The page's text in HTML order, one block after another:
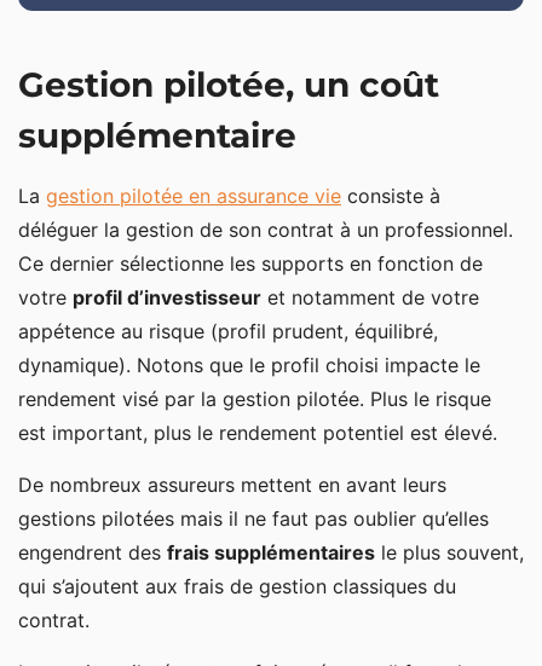
Gestion pilotée, un coût
supplémentaire
La gestion pilotée en assurance vie consiste à
déléguer la gestion de son contrat à un professionnel.
Ce dernier sélectionne les supports en fonction de
votre profil d’investisseur et notamment de votre
appétence au risque (profil prudent, équilibré,
dynamique). Notons que le profil choisi impacte le
rendement visé par la gestion pilotée. Plus le risque
est important, plus le rendement potentiel est élevé.
De nombreux assureurs mettent en avant leurs
gestions pilotées mais il ne faut pas oublier qu’elles
engendrent des frais supplémentaires le plus souvent,
qui s’ajoutent aux frais de gestion classiques du
contrat.